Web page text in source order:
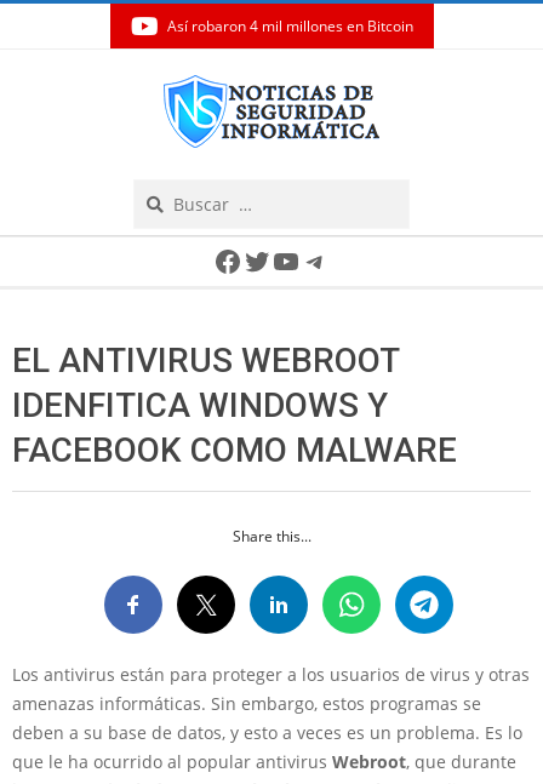
Así robaron 4 mil millones en Bitcoin
Facebook
Twitter
YouTube
Telegram
EL ANTIVIRUS WEBROOT
IDENFITICA WINDOWS Y
FACEBOOK COMO MALWARE
Share this...
Los antivirus están para proteger a los usuarios de virus y otras
amenazas informáticas. Sin embargo, estos programas se
deben a su base de datos, y esto a veces es un problema. Es lo
que le ha ocurrido al popular antivirus Webroot, que durante